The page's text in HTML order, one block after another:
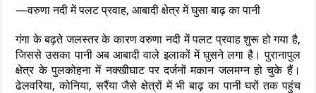
—वरुणा नदी में पलट प्रवाह, आबादी क्षेत्र में घुसा बाढ़ का पानी
गंगा के बढ़ते जलस्तर के कारण वरुणा नदी में पलट प्रवाह शुरू हो गया है,
जिससे उसका पानी अब आबादी वाले इलाकों में घुसने लगा है। पुरानापुल
क्षेत्र के पुलकोहना में नक्खीघाट पर दर्जनों मकान जलमग्न हो चुके हैं।
ढेलवरिया, कोनिया, सरैंया जैसे क्षेत्रों में भी बाढ़ का पानी घरों तक पहुंच